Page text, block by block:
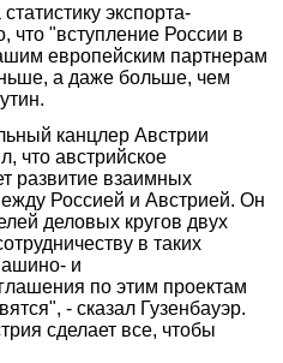
экспорта-
что "вступление России в
европейским партнерам
а даже больше, чем
канцлер Австрии
что австрийское
развитие взаимных
Россией и Австрией. Он
деловых кругов двух
в таких
и
по этим проектам
- сказал Гузенбауэр.
сделает все, чтобы